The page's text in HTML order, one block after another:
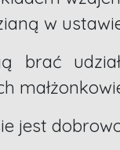
w
brać
jest